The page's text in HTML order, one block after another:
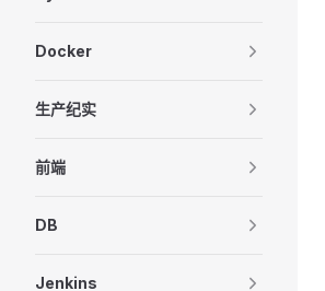
Docker
生产纪实
前端
DB
Jenkins